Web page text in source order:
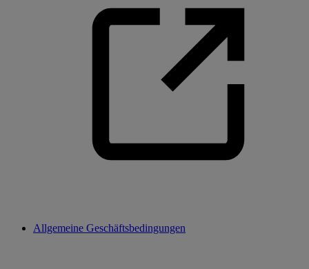
Allgemeine Geschäftsbedingungen